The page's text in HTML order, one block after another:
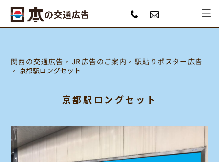
関西の交通広告 JR広告のご案内 駅貼りポスター広告
京都駅ロングセット
京都駅ロングセット